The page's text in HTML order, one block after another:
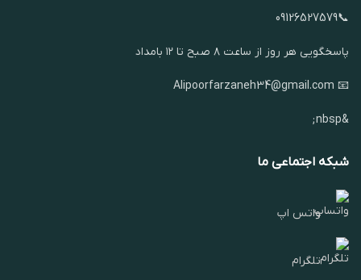
📞09126527579
پاسخگویی هر روز از ساعت ۸ صبح تا ۱۲ بامداد
📧 Alipoorfarzaneh34@gmail.com
&nbsp;
شبکه اجتماعی ما
واتس اپ
تلگرام